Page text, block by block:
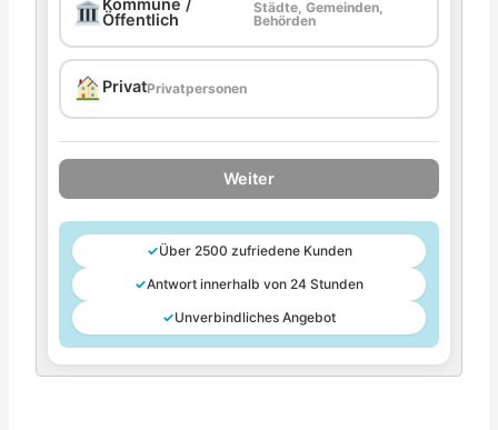
Kommune /
Öffentlich
Städte, Gemeinden,
Behörden
PrivatPrivatpersonen
Weiter
✓Über 2500 zufriedene Kunden
✓Antwort innerhalb von 24 Stunden
✓Unverbindliches Angebot